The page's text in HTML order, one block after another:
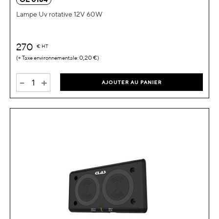
Lampe Uv rotative 12V 60W
270 € HT
0,20 €
- + AJOUTER AU PANIER